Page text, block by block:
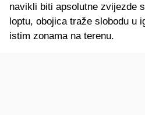
navikli biti apsolutne zvijezde
loptu, obojica traže slobodu u
istim zonama na terenu.